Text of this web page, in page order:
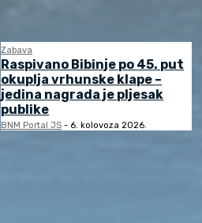
Zabava
Raspivano Bibinje po 45. put
okuplja vrhunske klape –
jedina nagrada je pljesak
publike
BNM Portal JS - 6. kolovoza 2026.